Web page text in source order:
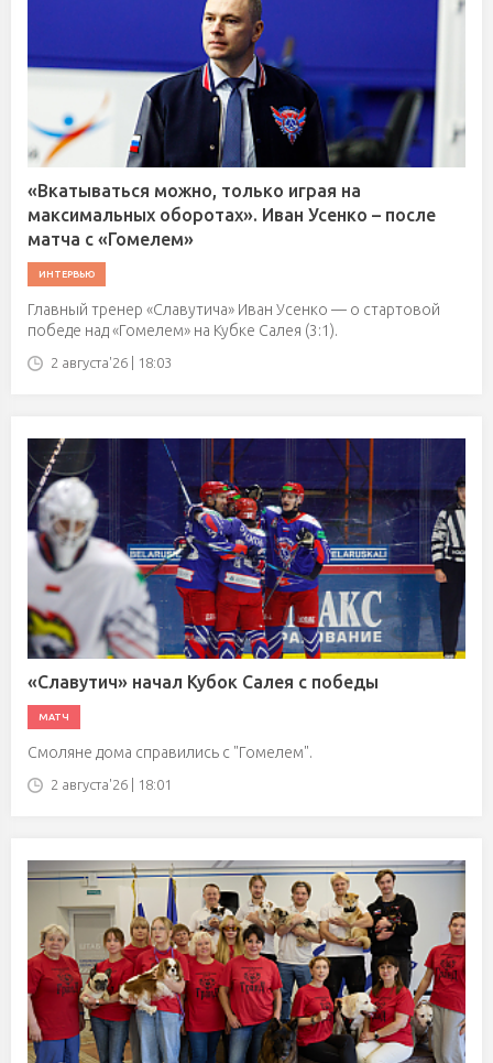
«Вкатываться можно, только играя на
максимальных оборотах». Иван Усенко – после
матча с «Гомелем»
ИНТЕРВЬЮ
Главный тренер «Славутича» Иван Усенко — о стартовой
победе над «Гомелем» на Кубке Салея (3:1).
2 августа'26 | 18:03
«Славутич» начал Кубок Салея с победы
МАТЧ
Смоляне дома справились с "Гомелем".
2 августа'26 | 18:01